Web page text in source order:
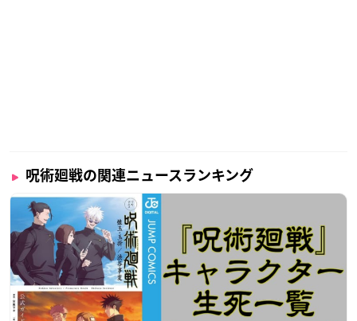
呪術廻戦の関連ニュースランキング